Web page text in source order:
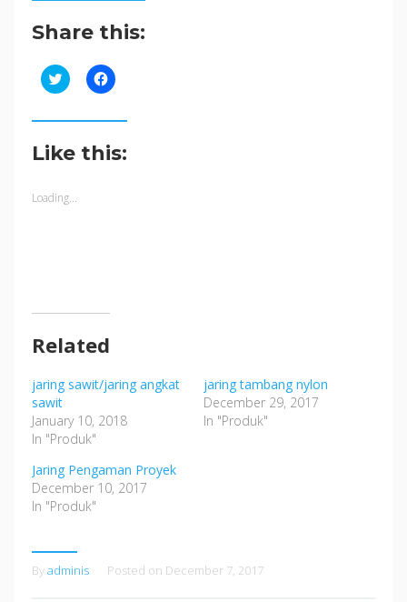
Share this:
Click
to
Twitter
in
new
Click
to
Facebook
in
new
Like this:
Loading...
Related
jaring sawit/jaring angkat
sawit
January 10, 2018
In "Produk"
jaring tambang nylon
December 29, 2017
In "Produk"
Jaring Pengaman Proyek
December 10, 2017
In "Produk"
Byadminis Posted on December 7, 2017